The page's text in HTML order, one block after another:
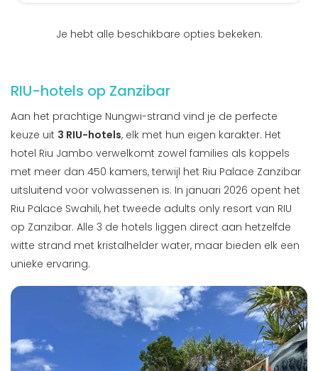
Je hebt alle beschikbare opties bekeken.
RIU-hotels op Zanzibar
Aan het prachtige Nungwi-strand vind je de perfecte
keuze uit 3 RIU-hotels, elk met hun eigen karakter. Het
hotel Riu Jambo verwelkomt zowel families als koppels
met meer dan 450 kamers, terwijl het Riu Palace Zanzibar
uitsluitend voor volwassenen is. In januari 2026 opent het
Riu Palace Swahili, het tweede adults only resort van RIU
op Zanzibar. Alle 3 de hotels liggen direct aan hetzelfde
witte strand met kristalhelder water, maar bieden elk een
unieke ervaring.